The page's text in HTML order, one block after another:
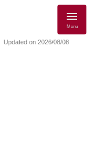
Menu
Updated on 2026/08/08